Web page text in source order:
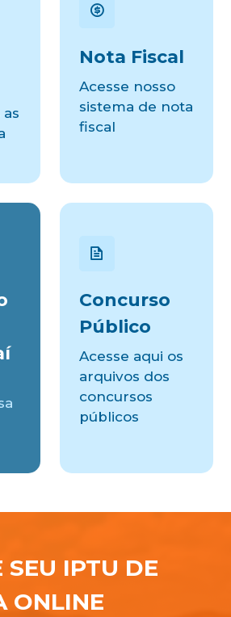
Nota Fiscal
Acesse nosso
sistema de nota
fiscal
Concurso
Público
Acesse aqui os
arquivos dos
concursos
públicos
SEU IPTU DE
ONLINE